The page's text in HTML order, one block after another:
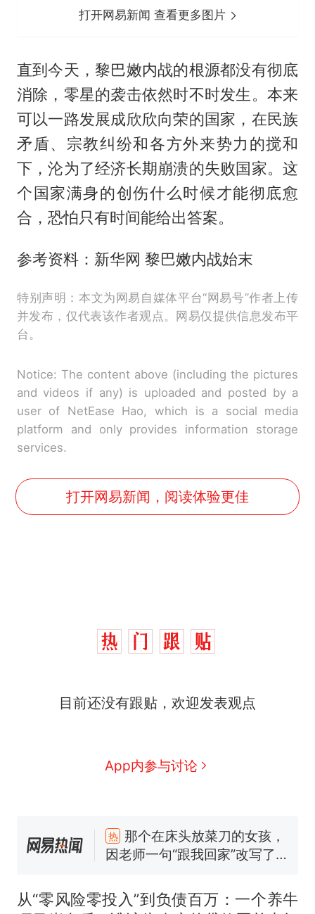
打开网易新闻 查看更多图片
直到今天，黎巴嫩内战的根源都没有彻底
消除，零星的袭击依然时不时发生。本来
可以一路发展成欣欣向荣的国家，在民族
矛盾、宗教纠纷和各方外来势力的搅和
下，沦为了经济长期崩溃的失败国家。这
个国家满身的创伤什么时候才能彻底愈
合，恐怕只有时间能给出答案。
参考资料：新华网 黎巴嫩内战始末
特别声明：本文为网易自媒体平台“网易号”作者上传
并发布，仅代表该作者观点。网易仅提供信息发布平
台。
Notice: The content above (including the pictures
and videos if any) is uploaded and posted by a
user of NetEase Hao, which is a social media
platform and only provides information storage
services.
打开网易新闻，阅读体验更佳
目前还没有跟贴，欢迎发表观点
App内参与讨论
人生
新 制裁瓜子饺子，美国怕什
么？
号，仅凭视频评出？中国烹饪
从“零风险零投入”到负债百万：一个养牛